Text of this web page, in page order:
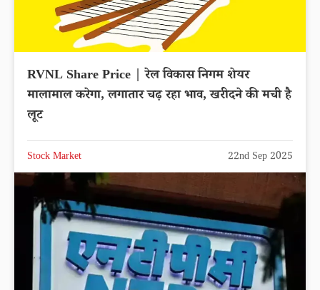
RVNL Share Price | रेल विकास निगम शेयर
मालामाल करेगा, लगातार चढ़ रहा भाव, खरीदने की मची है
लूट
Stock Market 22nd Sep 2025